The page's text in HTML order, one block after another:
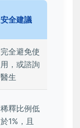
安全建議
完全避免使
用，或諮詢
醫生
稀釋比例低
於1%，且